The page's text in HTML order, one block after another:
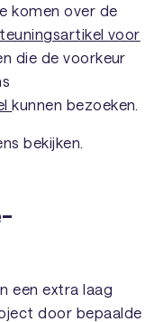
komen over de
voor
die de voorkeur
kunnen bezoeken.
bekijken.
een extra laag
door bepaalde